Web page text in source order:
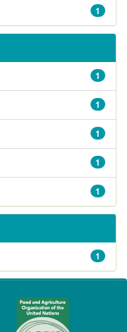
1
1
1
1
1
1
1